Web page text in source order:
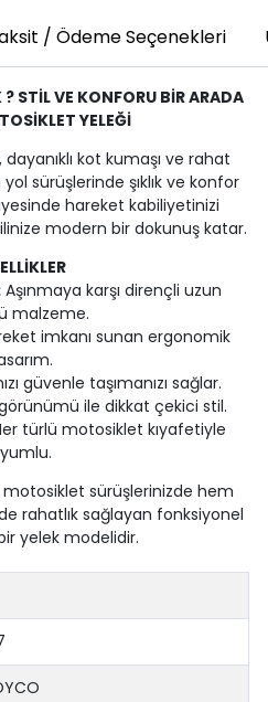
/ Ödeme Seçenekleri
STİL VE KONFORU BİR ARADA
YELEĞİ
, dayanıklı kot kumaşı ve rahat
sürüşlerinde şıklık ve konfor
hareket kabiliyetinizi
modern bir dokunuş katar.
Aşınmaya karşı dirençli uzun
malzeme.
imkanı sunan ergonomik
güvenle taşımanızı sağlar.
ile dikkat çekici stil.
türlü motosiklet kıyafetiyle
motosiklet sürüşlerinizde hem
rahatlık sağlayan fonksiyonel
yelek modelidir.